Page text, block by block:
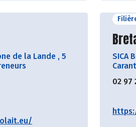
de la Lande , 5
SICA
02 97